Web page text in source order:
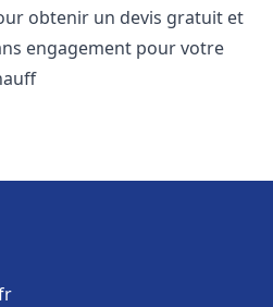
obtenir un devis gratuit et
engagement pour votre